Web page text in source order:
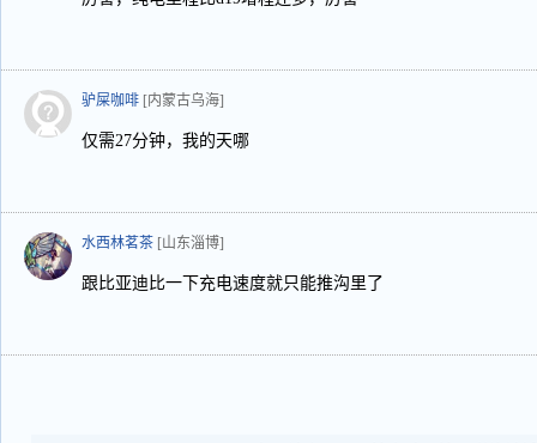
驴屎咖啡 [内蒙古乌海]
仅需27分钟，我的天哪
水西林茗茶 [山东淄博]
跟比亚迪比一下充电速度就只能推沟里了